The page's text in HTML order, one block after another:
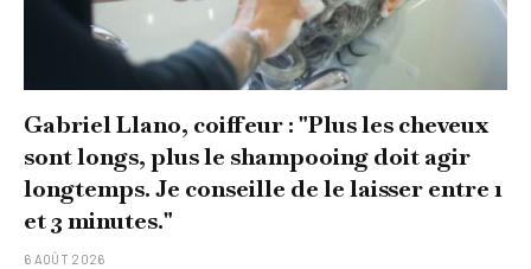
Gabriel Llano, coiffeur : "Plus les cheveux
sont longs, plus le shampooing doit agir
longtemps. Je conseille de le laisser entre 1
et 3 minutes."
6 AOÛT 2026